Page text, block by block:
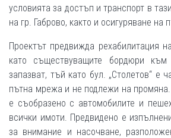
условията за достъп и транспорт в
на гр. Габрово, както и осигуряване на
Проектът предвижда рехабилитация
като съществуващите бордюри
запазват, тъй като бул. „Столетов“ е
пътна мрежа и не подлежи на
е съобразено с автомобилите и
всички имоти. Предвидено е
за внимание и насочване,